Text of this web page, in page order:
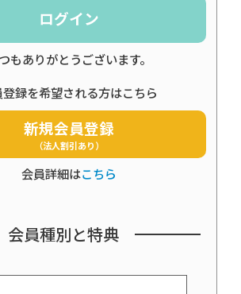
ログイン
もありがとうございます。
登録を希望される方はこちら
新規会員登録
（法人割引あり）
会員詳細はこちら
会員種別と特典